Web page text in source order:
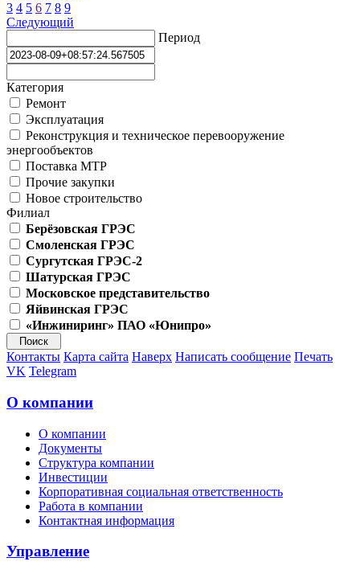
3 4 5 6 7 8 9
Следующий
Период
Категория
Ремонт
Эксплуатация
Реконструкция и техническое перевооружение
энергообъектов
Поставка МТР
Прочие закупки
Новое строительство
Филиал
Берёзовская ГРЭС
Смоленская ГРЭС
Сургутская ГРЭС-2
Шатурская ГРЭС
Московское представительство
Яйвинская ГРЭС
«Инжиниринг» ПАО «Юнипро»
Контакты Карта сайта Наверх Написать сообщение Печать
VK Telegram
О компании
О компании
Документы
Структура компании
Инвестиции
Корпоративная социальная ответственность
Работа в компании
Контактная информация
Управление